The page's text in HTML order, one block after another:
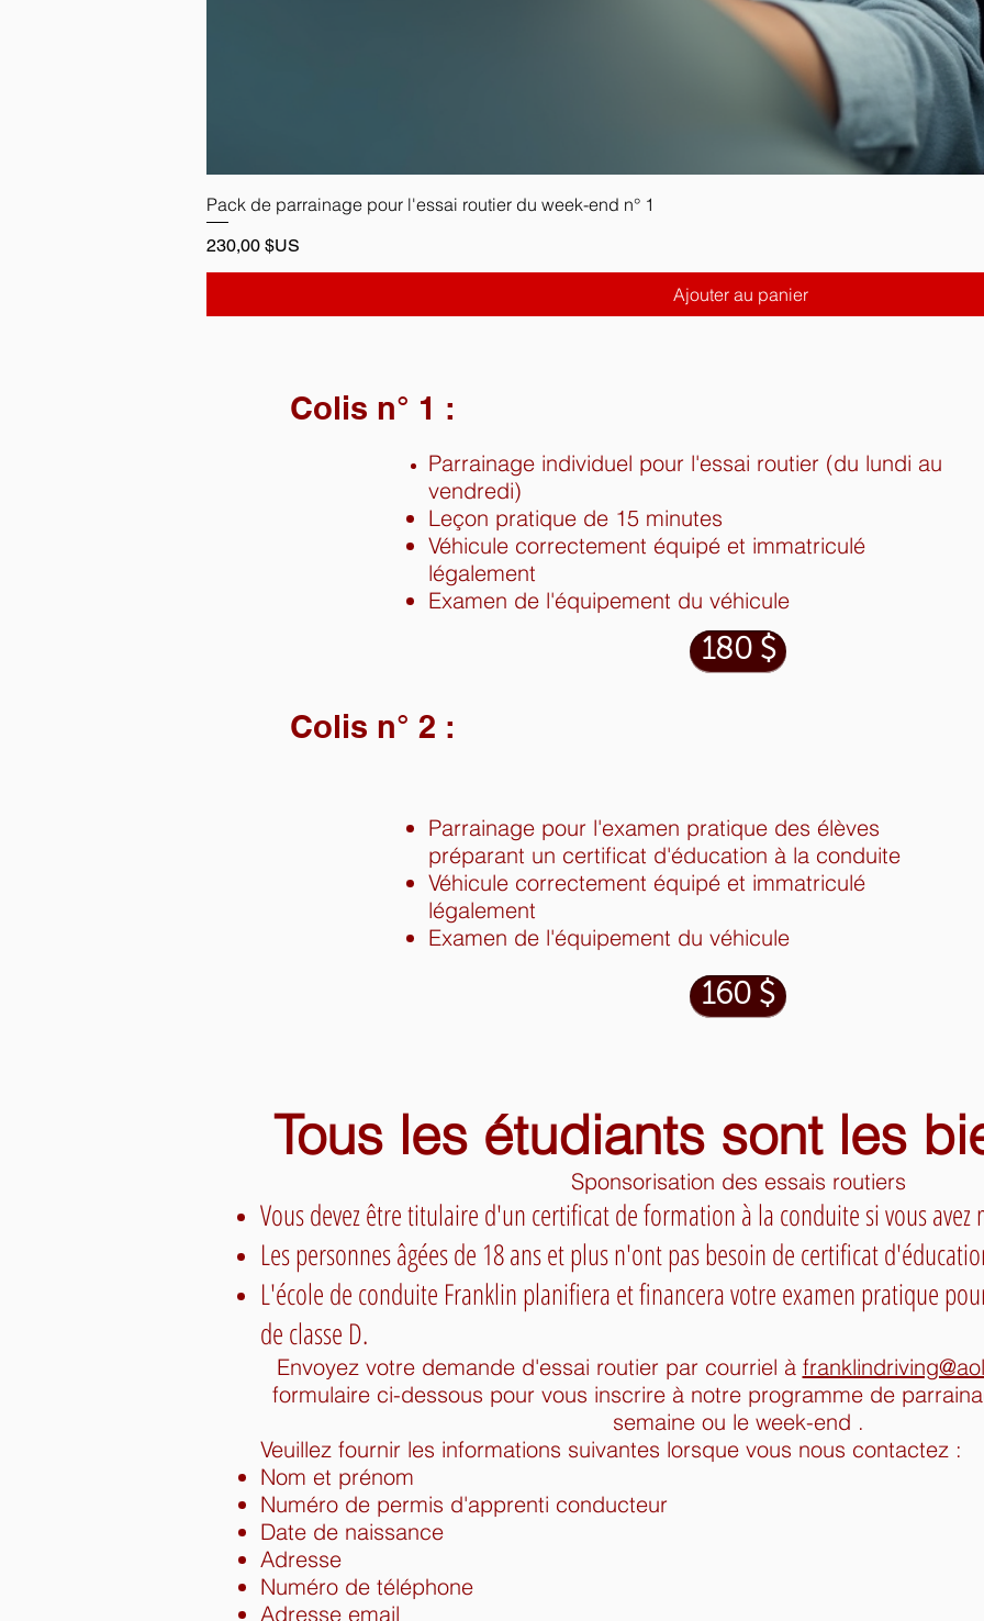
Pack de parrainage pour l'essai routier du week-end n° 1
Prix
230,00 $US
Ajouter au panier
Colis n° 1 :
Parrainage individuel pour l'essai routier (du lundi au
vendredi)
Leçon pratique de 15 minutes
Véhicule correctement équipé et immatriculé
légalement
Examen de l'équipement du véhicule
180 $
Colis n° 2 :
Parrainage pour l'examen pratique des élèves
préparant un certificat d'éducation à la conduite
Véhicule correctement équipé et immatriculé
légalement
Examen de l'équipement du véhicule
160 $
Tous les étudiants sont les
Sponsorisation des essais routiers
Vous devez être titulaire d'un certificat de formation à la conduite si vous avez
Les personnes âgées de 18 ans et plus n'ont pas besoin de certificat
L'école de conduite Franklin planifiera et financera votre examen pratique
de classe D.
Envoyez votre demande d'essai routier par courriel à
formulaire ci-dessous pour vous inscrire à notre programme de
semaine ou le week-end .
Veuillez fournir les informations suivantes lorsque vous nous contactez :
Nom et prénom
Numéro de permis d'apprenti conducteur
Date de naissance
Adresse
Numéro de téléphone
Adresse email